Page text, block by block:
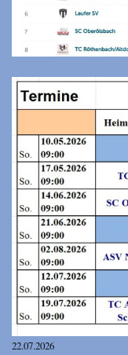
22.07.2026